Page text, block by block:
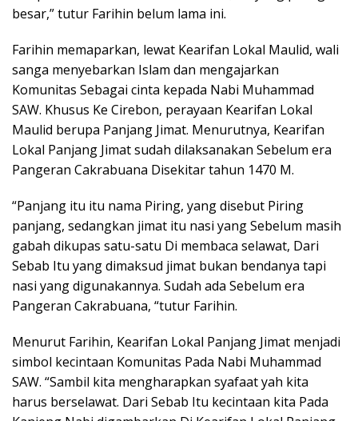
besar,” tutur Farihin belum lama ini.
Farihin memaparkan, lewat Kearifan Lokal Maulid, wali
sanga menyebarkan Islam dan mengajarkan
Komunitas Sebagai cinta kepada Nabi Muhammad
SAW. Khusus Ke Cirebon, perayaan Kearifan Lokal
Maulid berupa Panjang Jimat. Menurutnya, Kearifan
Lokal Panjang Jimat sudah dilaksanakan Sebelum era
Pangeran Cakrabuana Disekitar tahun 1470 M.
“Panjang itu itu nama Piring, yang disebut Piring
panjang, sedangkan jimat itu nasi yang Sebelum masih
gabah dikupas satu-satu Di membaca selawat, Dari
Sebab Itu yang dimaksud jimat bukan bendanya tapi
nasi yang digunakannya. Sudah ada Sebelum era
Pangeran Cakrabuana, “tutur Farihin.
Menurut Farihin, Kearifan Lokal Panjang Jimat menjadi
simbol kecintaan Komunitas Pada Nabi Muhammad
SAW. “Sambil kita mengharapkan syafaat yah kita
harus berselawat. Dari Sebab Itu kecintaan kita Pada